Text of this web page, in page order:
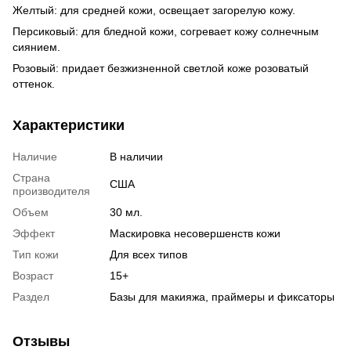
Желтый: для средней кожи, освещает загорелую кожу.
Персиковый: для бледной кожи, согревает кожу солнечным
сиянием.
Розовый: придает безжизненной светлой коже розоватый
оттенок.
Характеристики
Наличие
В наличии
Страна
производителя
США
Объем
30 мл.
Эффект
Маскировка несовершенств кожи
Тип кожи
Для всех типов
Возраст
15+
Раздел
Базы для макияжа, праймеры и фиксаторы
Отзывы